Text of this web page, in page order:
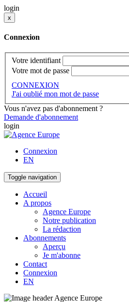
login
x
Connexion
Votre identifiant
Votre mot de passe
CONNEXION
J'ai oublié mon mot de passe
Vous n'avez pas d'abonnement ?
Demande d'abonnement
login
Connexion
EN
Toggle navigation
Accueil
A propos
Agence Europe
Notre publication
La rédaction
Abonnements
Aperçu
Je m'abonne
Contact
Connexion
EN